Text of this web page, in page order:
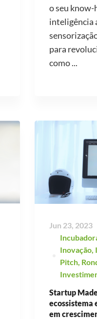
o seu know-
inteligência
para
como ...
Jun 23, 2023
Inovação,
Pitch,
Startup
ecossistema
em